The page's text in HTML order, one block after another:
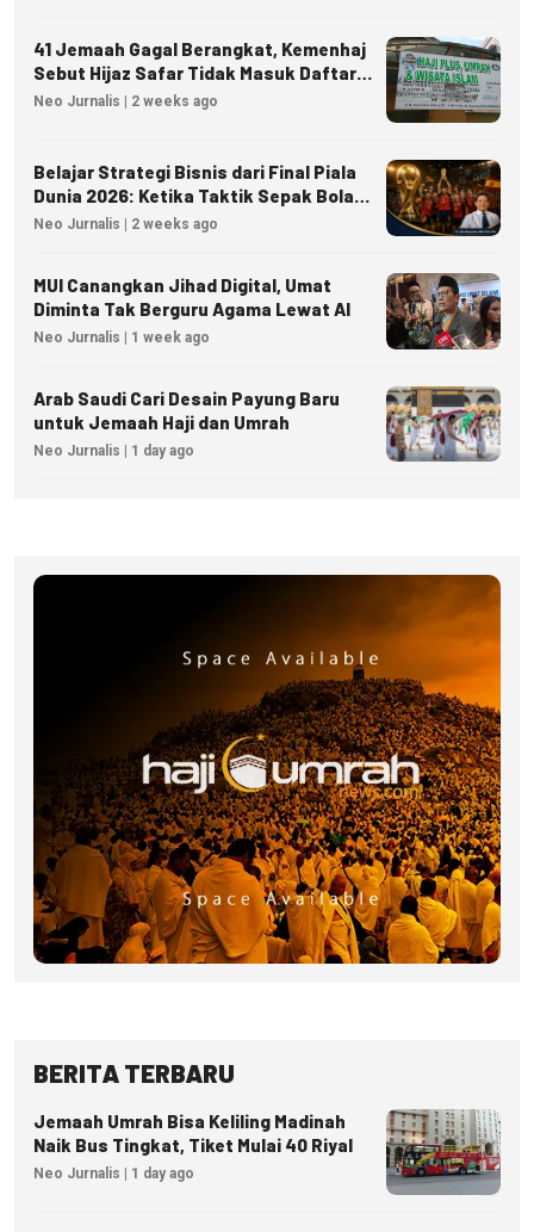
41 Jemaah Gagal Berangkat, Kemenhaj
Sebut Hijaz Safar Tidak Masuk Daftar
Resmi PPIU
Neo Jurnalis | 2 weeks ago
Belajar Strategi Bisnis dari Final Piala
Dunia 2026: Ketika Taktik Sepak Bola
Menjadi Inspirasi Kesuksesan Bisnis
Neo Jurnalis | 2 weeks ago
MUI Canangkan Jihad Digital, Umat
Diminta Tak Berguru Agama Lewat AI
Neo Jurnalis | 1 week ago
Arab Saudi Cari Desain Payung Baru
untuk Jemaah Haji dan Umrah
Neo Jurnalis | 1 day ago
BERITA TERBARU
Jemaah Umrah Bisa Keliling Madinah
Naik Bus Tingkat, Tiket Mulai 40 Riyal
Neo Jurnalis | 1 day ago